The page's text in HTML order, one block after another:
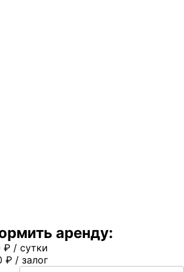
аренду:
₽/ сутки
₽/ залог